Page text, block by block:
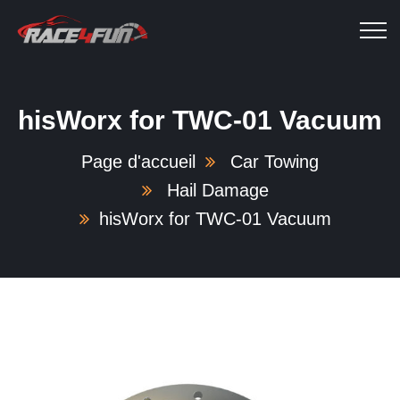
hisWorx for TWC-01 Vacuum
Page d'accueil
Car Towing
Hail Damage
hisWorx for TWC-01 Vacuum